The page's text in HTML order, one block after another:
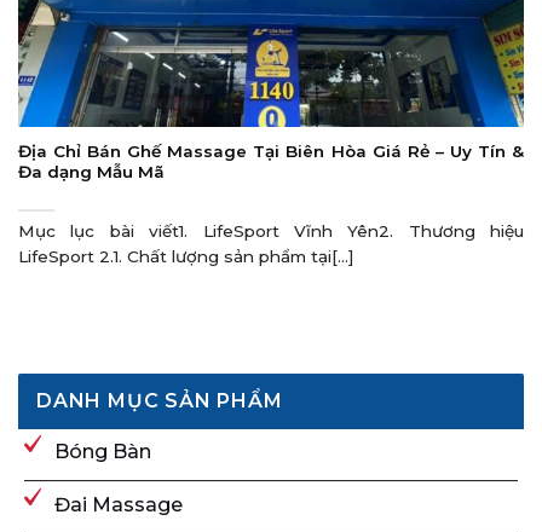
Địa Chỉ Bán Ghế Massage Tại Biên Hòa Giá Rẻ – Uy Tín &
Đa dạng Mẫu Mã
Mục lục bài viết1. LifeSport Vĩnh Yên2. Thương hiệu
LifeSport 2.1. Chất lượng sản phẩm tại[...]
DANH MỤC SẢN PHẨM
Bóng Bàn
Đai Massage